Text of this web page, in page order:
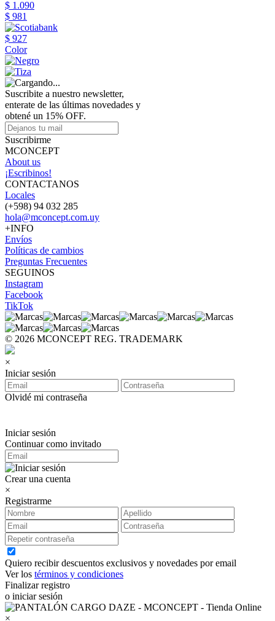
$ 1.090
$ 981
$ 927
Color
Suscribite a nuestro newsletter,
enterate de las últimas novedades y
obtené un 15% OFF.
Suscribirme
MCONCEPT
About us
¡Escribinos!
CONTACTANOS
Locales
(+598) 94 032 285
hola@mconcept.com.uy
+INFO
Envíos
Políticas de cambios
Preguntas Frecuentes
SEGUINOS
Instagram
Facebook
TikTok
© 2026 MCONCEPT REG. TRADEMARK
×
Iniciar sesión
Olvidé mi contraseña
Iniciar sesión
Continuar como invitado
Crear una cuenta
×
Registrarme
Quiero recibir descuentos exclusivos y novedades por email
Ver los términos y condiciones
Finalizar registro
o iniciar sesión
×